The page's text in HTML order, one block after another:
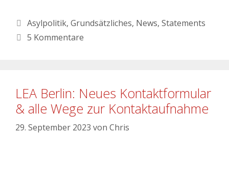
Asylpolitik, Grundsätzliches, News, Statements
5 Kommentare
LEA Berlin: Neues Kontaktformular
& alle Wege zur Kontaktaufnahme
29. September 2023 von Chris